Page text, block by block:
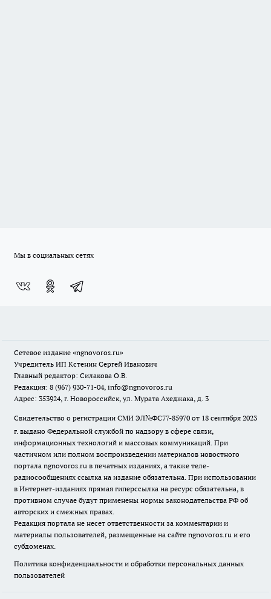
Мы в социальных сетях
Сетевое издание «ngnovoros.ru»
Учредитель ИП Кстенин Сергей Иванович
Главный редактор: Силакова О.В.
Редакция: 8 (967) 930-71-04, info@ngnovoros.ru
Адрес: 353924, г. Новороссийск, ул. Мурата Ахеджака, д. 3
Свидетельство о регистрации СМИ ЭЛ№ФС77-85970 от 18 сентября 2023
г. выдано Федеральной службой по надзору в сфере связи,
информационных технологий и массовых коммуникаций. При
частичном или полном воспроизведении материалов новостного
портала ngnovoros.ru в печатных изданиях, а также теле-
радиосообщениях ссылка на издание обязательна. При использовании
в Интернет-изданиях прямая гиперссылка на ресурс обязательна, в
противном случае будут применены нормы законодательства РФ об
авторских и смежных правах.
Редакция портала не несет ответственности за комментарии и
материалы пользователей, размещенные на сайте ngnovoros.ru и его
субдоменах.
Политика конфиденциальности и обработки персональных данных
пользователей